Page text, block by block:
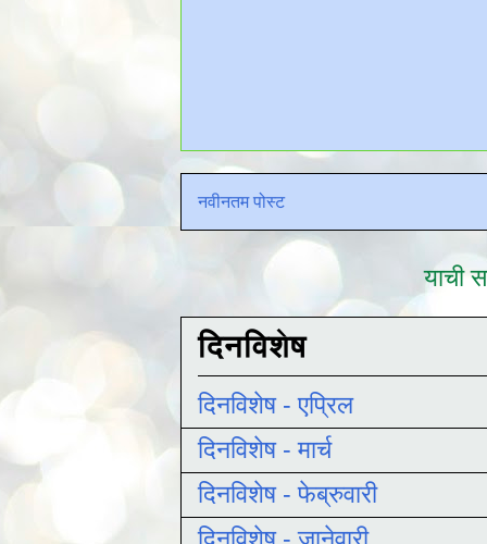
नवीनतम पोस्ट
याची
दिनविशेष
दिनविशेष - एप्रिल
दिनविशेष - मार्च
दिनविशेष - फेब्रुवारी